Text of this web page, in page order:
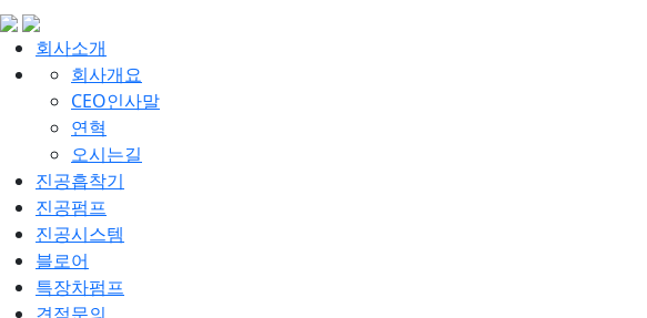
회사소개
회사개요
CEO인사말
연혁
오시는길
진공흡착기
진공펌프
진공시스템
블로어
특장차펌프